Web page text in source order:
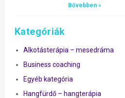
Bővebben »
Kategóriák
Alkotásterápia – mesedráma
Business coaching
Egyéb kategória
Hangfürdő – hangterápia